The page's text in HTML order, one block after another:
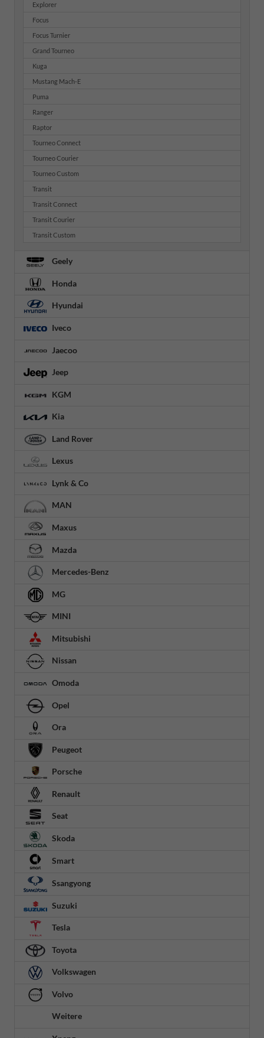
Explorer
Focus
Focus Turnier
Grand Tourneo
Kuga
Mustang Mach-E
Puma
Ranger
Raptor
Tourneo Connect
Tourneo Courier
Tourneo Custom
Transit
Transit Connect
Transit Courier
Transit Custom
Geely
Honda
Hyundai
Iveco
Jaecoo
Jeep
KGM
Kia
Land Rover
Lexus
Lynk & Co
MAN
Maxus
Mazda
Mercedes-Benz
MG
MINI
Mitsubishi
Nissan
Omoda
Opel
Ora
Peugeot
Porsche
Renault
Seat
Skoda
Smart
Ssangyong
Suzuki
Tesla
Toyota
Volkswagen
Volvo
Weitere